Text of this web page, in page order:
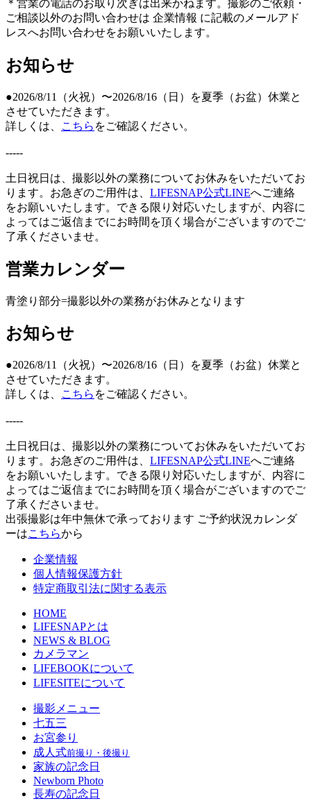
＊営業の電話のお取り次ぎは出来かねます。撮影のご依頼・
ご相談以外のお問い合わせは 企業情報 に記載のメールアド
レスへお問い合わせをお願いいたします。
お知らせ
●2026/8/11（火祝）〜2026/8/16（日）を夏季（お盆）休業と
させていただきます。
詳しくは、
こちら をご確認ください。
-----
土日祝日は、撮影以外の業務についてお休みをいただいてお
ります。お急ぎのご用件は、 LIFESNAP公式LINEへご連絡
をお願いいたします。できる限り対応いたしますが、内容に
よってはご返信までにお時間を頂く場合がございますのでご
了承くださいませ。
営業カレンダー
青塗り 部分=撮影以外の業務がお休みとなります
お知らせ
●2026/8/11（火祝）〜2026/8/16（日）を夏季（お盆）休業と
させていただきます。
詳しくは、
こちら をご確認ください。
-----
土日祝日は、撮影以外の業務についてお休みをいただいてお
ります。お急ぎのご用件は、 LIFESNAP公式LINEへご連絡
をお願いいたします。できる限り対応いたしますが、内容に
よってはご返信までにお時間を頂く場合がございますのでご
了承くださいませ。
出張撮影は年中無休で承っております ご予約状況カレンダ
ーはこちらから
企業情報
個人情報保護方針
特定商取引法に関する表示
HOME
LIFESNAPとは
NEWS & BLOG
カメラマン
LIFEBOOKについて
LIFESITEについて
撮影メニュー
七五三
お宮参り
成人式前撮り・後撮り
家族の記念日
Newborn Photo
長寿の記念日